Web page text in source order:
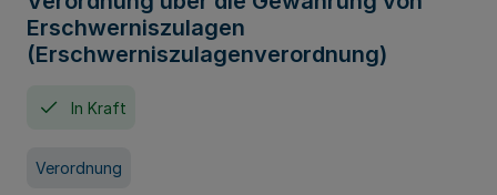
Erschwerniszulagen
(Erschwerniszulagenverordnung)
In Kraft
Verordnung